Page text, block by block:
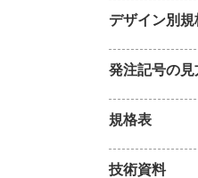
デザイン別
発注記号の見
規格表
技術資料